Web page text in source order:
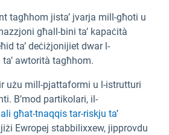
tagħhom jista’ jvarja mill-għoti u
għall-bini ta’ kapaċità
ta’ deċiżjonijiet dwar l-
awtorità tagħhom.
użu mill-pjattaformi u l-istrutturi
B’mod partikolari, il-
għat-tnaqqis tar-riskju ta’
Ewropej stabbilixxew, jipprovdu